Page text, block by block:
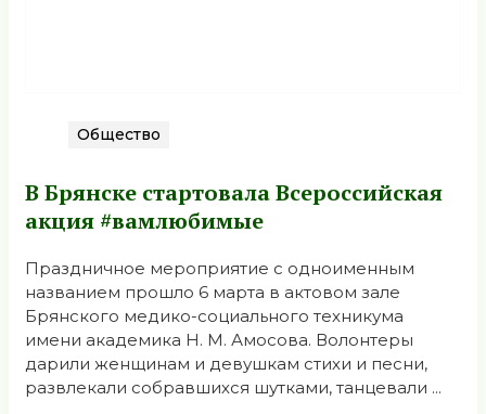
Общество
В Брянске стартовала Всероссийская
акция #вамлюбимые
Праздничное мероприятие с одноименным
названием прошло 6 марта в актовом зале
Брянского медико-социального техникума
имени академика Н. М. Амосова. Волонтеры
дарили женщинам и девушкам стихи и песни,
развлекали собравшихся шутками, танцевали ...